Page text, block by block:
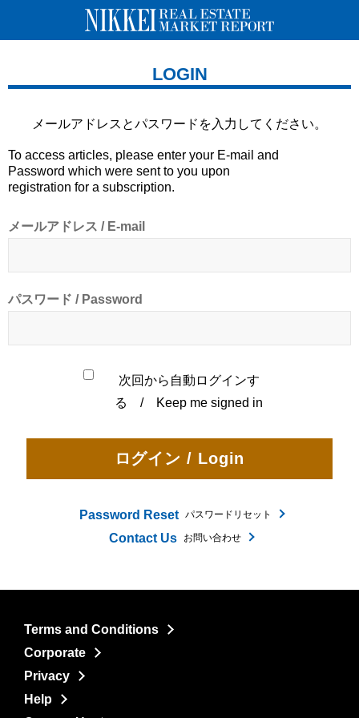
LOGIN
メールアドレスとパスワードを 入力してください。
To access articles, please enter your E-mail and
Password which were sent to you upon
registration for a subscription.
メールアドレス / E-mail
パスワード / Password
次回から自動ログインす
る / Keep me signed in
Password Reset パスワードリセット
Contact Us お問い合わせ
Terms and Conditions
Corporate
Privacy
Help